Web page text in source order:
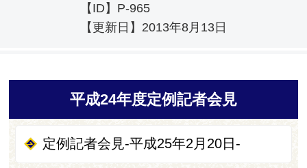
【ID】 P-965
【更新日】 2013年8月13日
平成24年度定例記者会見
定例記者会見-平成25年2月20日-